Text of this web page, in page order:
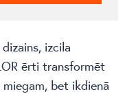
izcila
ērti transformēt
bet ikdienā